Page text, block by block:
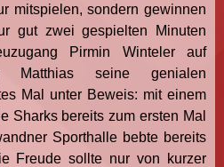
mitspielen, sondern gewinnen
gut zwei gespielten Minuten
Pirmin Winteler auf
Matthias seine genialen
Mal unter Beweis: mit einem
Sharks bereits zum ersten Mal
Sporthalle bebte bereits
Freude sollte nur von kurzer